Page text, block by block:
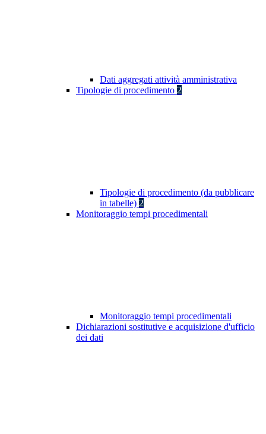
Dati aggregati attività amministrativa
Tipologie di procedimento 2
Tipologie di procedimento (da pubblicare
in tabelle) 2
Monitoraggio tempi procedimentali
Monitoraggio tempi procedimentali
Dichiarazioni sostitutive e acquisizione d'ufficio
dei dati